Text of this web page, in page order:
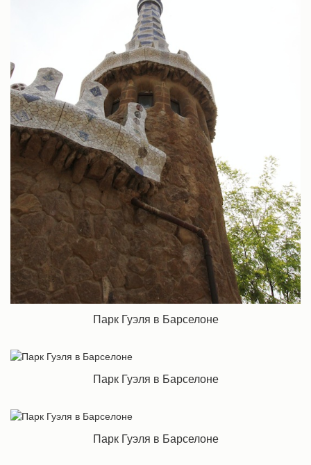
Парк Гуэля в Барселоне
Парк Гуэля в Барселоне
Парк Гуэля в Барселоне